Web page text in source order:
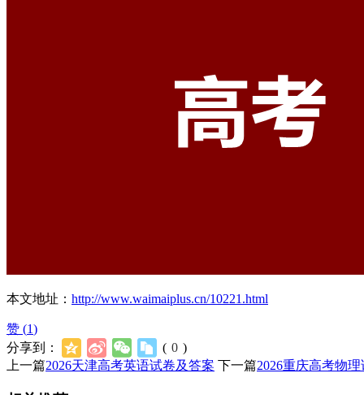
本文地址： http://www.waimaiplus.cn/10221.html
赞 (1)
分享到：
( 0 )
上一篇2026天津高考英语试卷及答案 下一篇2026重庆高考物